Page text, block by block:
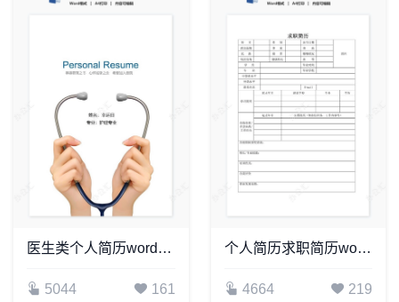
医生类个人简历word模板共4页(4)
5044 161
个人简历求职简历word空白标准表格(10)
4664 219